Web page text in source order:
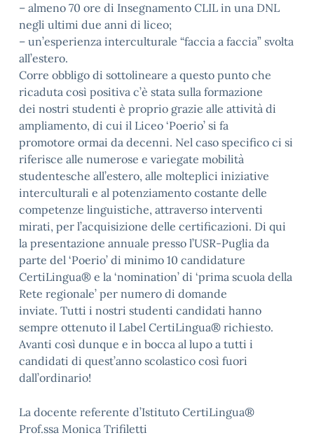
– almeno 70 ore di Insegnamento CLIL in una DNL
negli ultimi due anni di liceo;
– un’esperienza interculturale “faccia a faccia” svolta
all’estero.
Corre obbligo di sottolineare a questo punto che
ricaduta così positiva c’è stata sulla formazione
dei nostri studenti è proprio grazie alle attività di
ampliamento, di cui il Liceo ‘Poerio’ si fa
promotore ormai da decenni. Nel caso specifico ci si
riferisce alle numerose e variegate mobilità
studentesche all’estero, alle molteplici iniziative
interculturali e al potenziamento costante delle
competenze linguistiche, attraverso interventi
mirati, per l’acquisizione delle certificazioni. Di qui
la presentazione annuale presso l’USR-Puglia da
parte del ‘Poerio’ di minimo 10 candidature
CertiLingua® e la ‘nomination’ di ‘prima scuola della
Rete regionale’ per numero di domande
inviate. Tutti i nostri studenti candidati hanno
sempre ottenuto il Label CertiLingua® richiesto.
Avanti così dunque e in bocca al lupo a tutti i
candidati di quest’anno scolastico così fuori
dall’ordinario!
La docente referente d’Istituto CertiLingua®
Prof.ssa Monica Trifiletti